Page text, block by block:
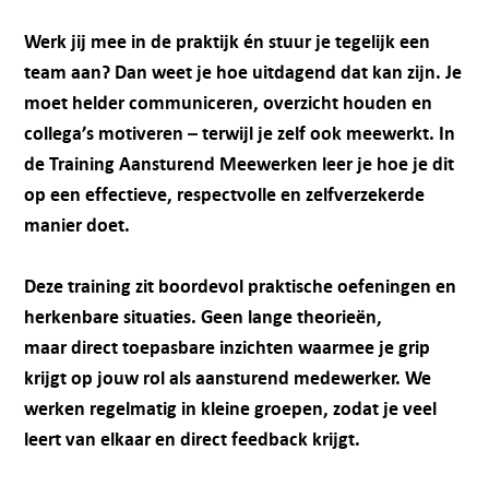
Werk jij mee in de praktijk én stuur je tegelijk een
team aan? Dan weet je hoe uitdagend dat kan zijn. Je
moet helder communiceren, overzicht houden en
collega’s motiveren – terwijl je zelf ook meewerkt. In
de Training Aansturend Meewerken leer je hoe je dit
op een effectieve, respectvolle en zelfverzekerde
manier doet.
Deze training zit boordevol praktische oefeningen en
herkenbare situaties. Geen lange theorieën,
maar direct toepasbare inzichten waarmee je grip
krijgt op jouw rol als aansturend medewerker. We
werken regelmatig in kleine groepen, zodat je veel
leert van elkaar en direct feedback krijgt.